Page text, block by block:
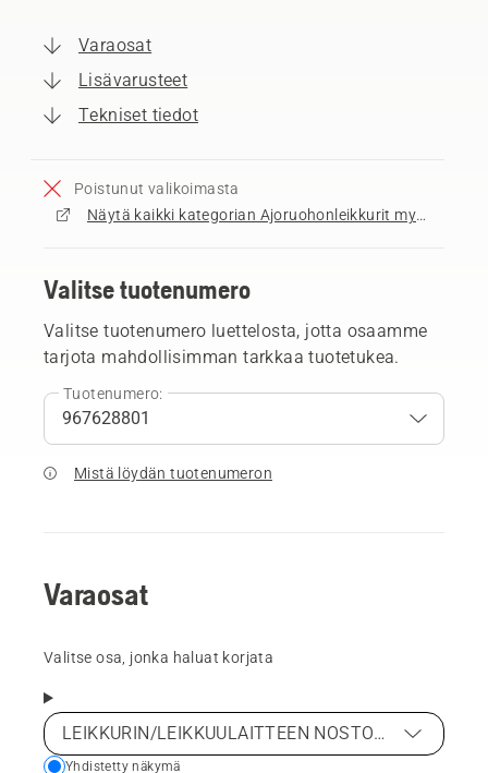
Varaosat
Lisävarusteet
Tekniset tiedot
Poistunut valikoimasta
Näytä kaikki kategorian Ajoruohonleikkurit myytävät tuotteet
Valitse tuotenumero
Valitse tuotenumero luettelosta, jotta osaamme
tarjota mahdollisimman tarkkaa tuotetukea.
Tuotenumero:
Mistä löydän tuotenumeron
Varaosat
Valitse osa, jonka haluat korjata
LEIKKURIN/LEIKKUULAITTEEN NOSTOJÄRJESTELMÄ
Choose
Yhdistetty näkymä